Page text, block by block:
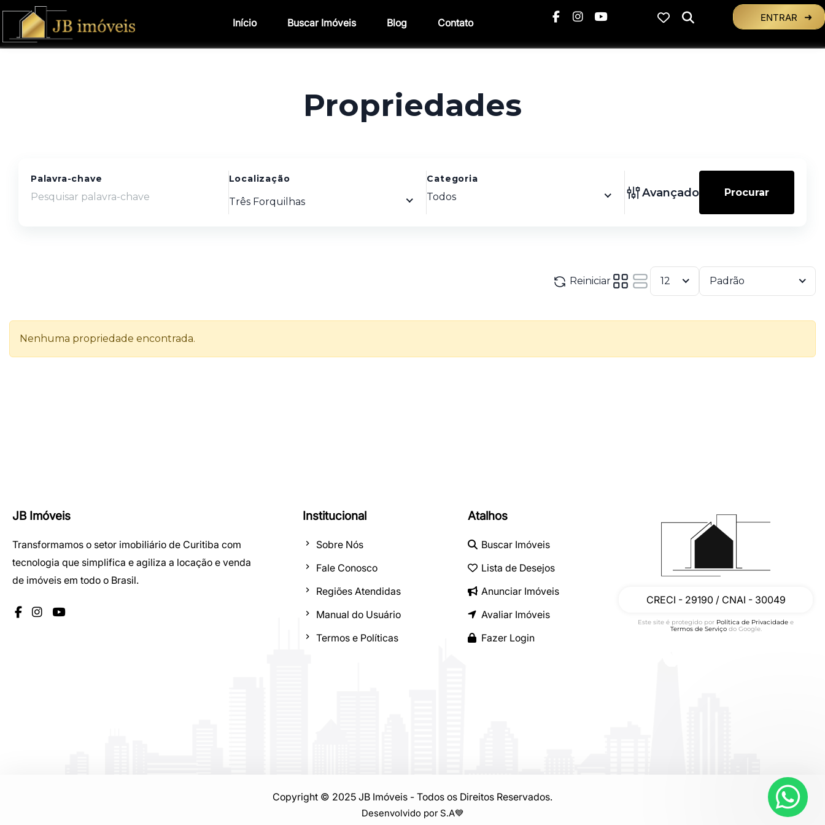
JB Imóveis
Transformamos o setor imobiliário de Curitiba com
tecnologia que simplifica e agiliza a locação e venda
de imóveis em todo o Brasil.
Institucional
Sobre Nós
Fale Conosco
Regiões Atendidas
Manual do Usuário
Termos e Políticas
Atalhos
Buscar Imóveis
Lista de Desejos
Anunciar Imóveis
Avaliar Imóveis
Fazer Login
CRECI - 29190 / CNAI - 30049
Este site é protegido por Política de Privacidade e
Termos de Serviçodo Google.
Copyright © 2025 JB Imóveis - Todos os Direitos Reservados.
Desenvolvido por S.A💙
Início Buscar Imóveis Blog Contato ENTRAR